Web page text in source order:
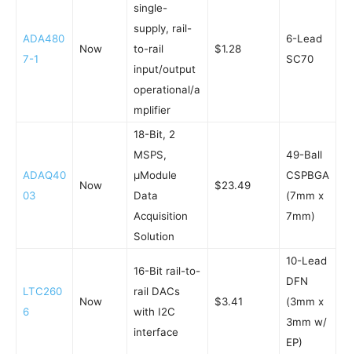
ADA480
7-1
Now
single-
supply, rail-
to-rail
input/output
operational/a
mplifier
$1.28
6-Lead
SC70
ADAQ40
03
Now
18-Bit, 2
MSPS,
μModule
Data
Acquisition
Solution
$23.49
49-Ball
CSPBGA
(7mm x
7mm)
LTC260
6
Now
16-Bit rail-to-
rail DACs
with I2C
interface
$3.41
10-Lead
DFN
(3mm x
3mm w/
EP)